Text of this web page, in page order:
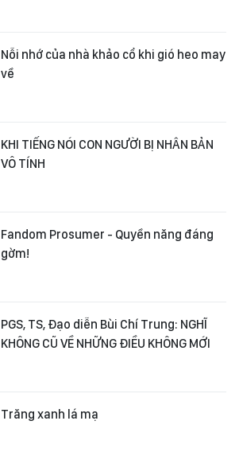
Nỗi nhớ của nhà khảo cổ khi gió heo may
về
KHI TIẾNG NÓI CON NGƯỜI BỊ NHÂN BẢN
VÔ TÍNH
Fandom Prosumer - Quyền năng đáng
gờm!
PGS, TS, Đạo diễn Bùi Chí Trung: NGHĨ
KHÔNG CŨ VỀ NHỮNG ĐIỀU KHÔNG MỚI
Trăng xanh lá mạ